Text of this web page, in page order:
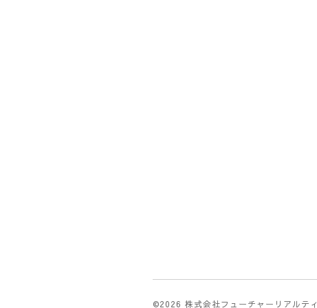
©2026 株式会社フューチャーリアルティ